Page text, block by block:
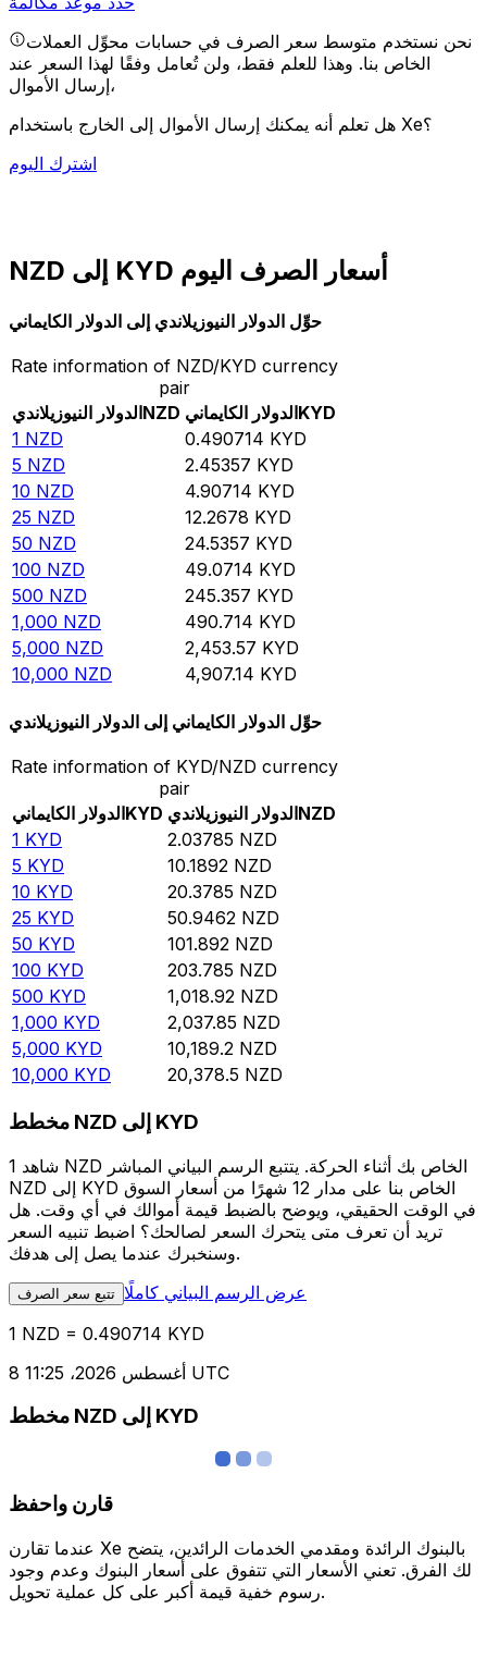
نحن نستخدم متوسط سعر الصرف في حسابات محوِّل العملات
الخاص بنا. وهذا للعلم فقط، ولن تُعامل وفقًا لهذا السعر عند
إرسال الأموال،
هل تعلم أنه يمكنك إرسال الأموال إلى الخارج باستخدام Xe؟
اشترك اليوم
NZD إلى KYD أسعار الصرف اليوم
حوِّل الدولار النيوزيلاندي إلى الدولار الكايماني
Rate information of NZD/KYD currency
pair
الدولار النيوزيلانديNZD الدولار الكايمانيKYD
1 NZD 0.490714 KYD
5 NZD 2.45357 KYD
10 NZD 4.90714 KYD
25 NZD 12.2678 KYD
50 NZD 24.5357 KYD
100 NZD 49.0714 KYD
500 NZD 245.357 KYD
1,000 NZD 490.714 KYD
5,000 NZD 2,453.57 KYD
10,000 NZD 4,907.14 KYD
حوِّل الدولار الكايماني إلى الدولار النيوزيلاندي
Rate information of KYD/NZD currency
pair
الدولار الكايمانيKYD الدولار النيوزيلانديNZD
1 KYD 2.03785 NZD
5 KYD 10.1892 NZD
10 KYD 20.3785 NZD
25 KYD 50.9462 NZD
50 KYD 101.892 NZD
100 KYD 203.785 NZD
500 KYD 1,018.92 NZD
1,000 KYD 2,037.85 NZD
5,000 KYD 10,189.2 NZD
10,000 KYD 20,378.5 NZD
مخطط NZD إلى KYD
شاهد 1 NZD الخاص بك أثناء الحركة. يتتبع الرسم البياني المباشر
NZD إلى KYD الخاص بنا على مدار 12 شهرًا من أسعار السوق
في الوقت الحقيقي، ويوضح بالضبط قيمة أموالك في أي وقت. هل
تريد أن تعرف متى يتحرك السعر لصالحك؟ اضبط تنبيه السعر
وسنخبرك عندما يصل إلى هدفك.
تتبع سعر الصرف عرض الرسم البياني كاملًا
1 NZD = 0.490714 KYD
8 أغسطس 2026، 11:25 UTC
مخطط NZD إلى KYD
قارن واحفظ
عندما تقارن Xe بالبنوك الرائدة ومقدمي الخدمات الرائدين، يتضح
لك الفرق. تعني الأسعار التي تتفوق على أسعار البنوك وعدم وجود
رسوم خفية قيمة أكبر على كل عملية تحويل.